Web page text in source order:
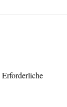
Erforderliche